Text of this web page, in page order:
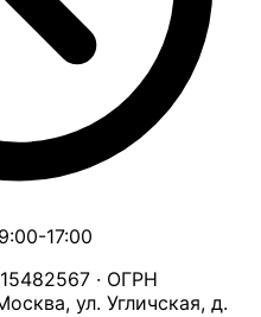
17:00
· ОГРН
ул. Угличская, д.